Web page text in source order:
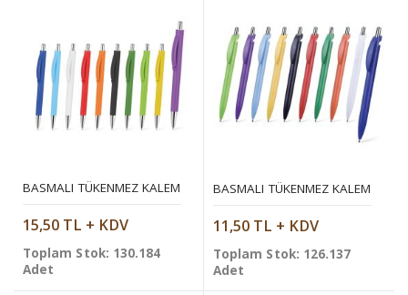
BASMALI TÜKENMEZ KALEM
15,50 TL + KDV
Toplam Stok: 130.184
Adet
BASMALI TÜKENMEZ KALEM
11,50 TL + KDV
Toplam Stok: 126.137
Adet